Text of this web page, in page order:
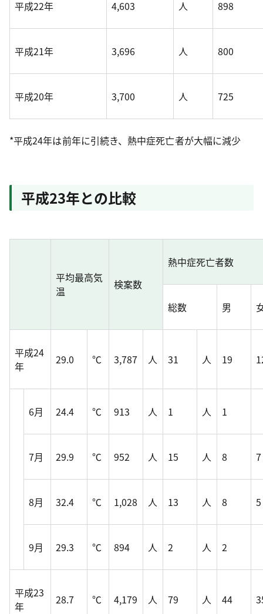
平成22年 4,603 人 898
平成21年 3,696 人 800
平成20年 3,700 人 725
*平成24年は前年に引続き、熱中症死亡者が大幅に減少
平成23年との比較
平均最高気
温
検案数
熱中症死亡者数
総数 男
平成24
年
29.0 ℃ 3,787 人 31 人 19
6月 24.4 ℃ 913 人 1 人 1
7月 29.9 ℃ 952 人 15 人 8 7
8月 32.4 ℃ 1,028 人 13 人 8 5
9月 29.3 ℃ 894 人 2 人 2
平成23
年
28.7 ℃ 4,179 人 79 人 44